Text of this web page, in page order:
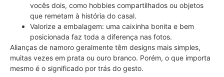
vocês dois, como hobbies compartilhados ou objetos
que remetam à história do casal.
Valorize a embalagem: uma caixinha bonita e bem
posicionada faz toda a diferença nas fotos.
Alianças de namoro geralmente têm designs mais simples,
muitas vezes em prata ou ouro branco. Porém, o que importa
mesmo é o significado por trás do gesto.